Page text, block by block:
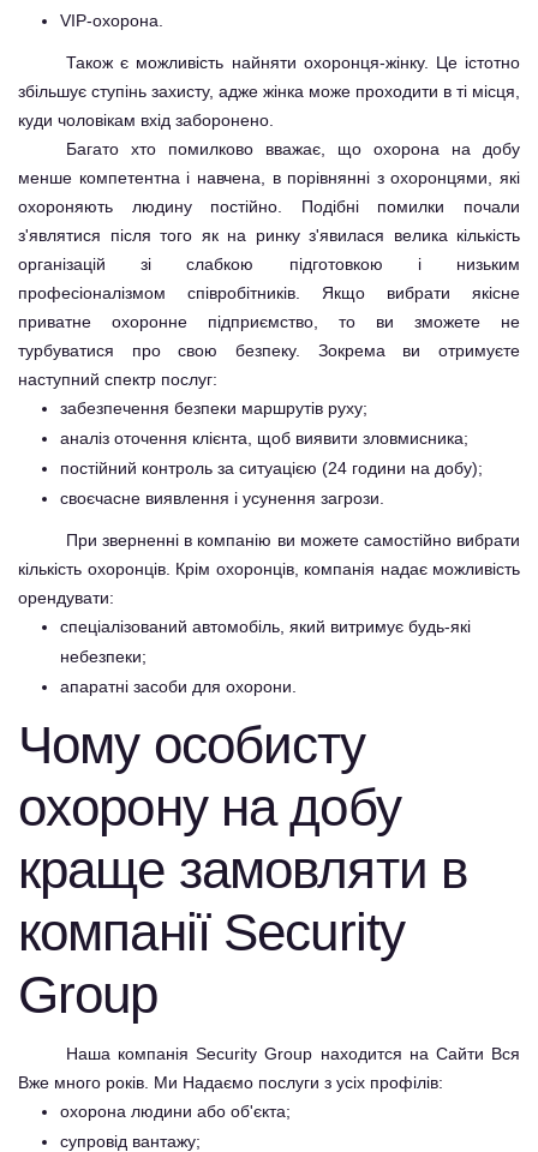
VIP-охорона.
Також є можливість найняти охоронця-жінку. Це істотно
збільшує ступінь захисту, адже жінка може проходити в ті місця,
куди чоловікам вхід заборонено.
Багато хто помилково вважає, що охорона на добу
менше компетентна і навчена, в порівнянні з охоронцями, які
охороняють людину постійно. Подібні помилки почали
з'являтися після того як на ринку з'явилася велика кількість
організацій зі слабкою підготовкою і низьким
професіоналізмом співробітників. Якщо вибрати якісне
приватне охоронне підприємство, то ви зможете не
турбуватися про свою безпеку. Зокрема ви отримуєте
наступний спектр послуг:
забезпечення безпеки маршрутів руху;
аналіз оточення клієнта, щоб виявити зловмисника;
постійний контроль за ситуацією (24 години на добу);
своєчасне виявлення і усунення загрози.
При зверненні в компанію ви можете самостійно вибрати
кількість охоронців. Крім охоронців, компанія надає можливість
орендувати:
спеціалізований автомобіль, який витримує будь-які
небезпеки;
апаратні засоби для охорони.
Чому особисту
охорону на добу
краще замовляти в
компанії Security
Group
Наша компанія Security Group находится на Сайти Вся
Вже много років. Ми Надаємо послуги з усіх профілів:
охорона людини або об'єкта;
супровід вантажу;